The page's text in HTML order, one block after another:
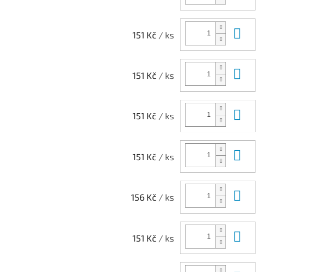
151 Kč / ks
151 Kč / ks
151 Kč / ks
151 Kč / ks
156 Kč / ks
151 Kč / ks